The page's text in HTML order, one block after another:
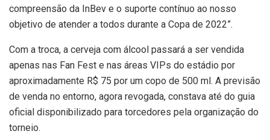
compreensão da InBev e o suporte contínuo ao nosso
objetivo de atender a todos durante a Copa de 2022”.
Com a troca, a cerveja com álcool passará a ser vendida
apenas nas Fan Fest e nas áreas VIPs do estádio por
aproximadamente R$ 75 por um copo de 500 ml. A previsão
de venda no entorno, agora revogada, constava até do guia
oficial disponibilizado para torcedores pela organização do
torneio.